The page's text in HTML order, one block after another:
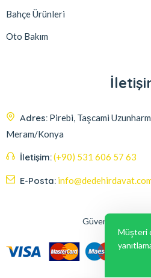
Bahçe Ürünleri
Oto Bakım
Adres: Pirebi, Taşcami
Meram/Konya
İletişim:(+90) 531 606 57 63
E-Posta:
Güvenli Ödeme
Müşteri